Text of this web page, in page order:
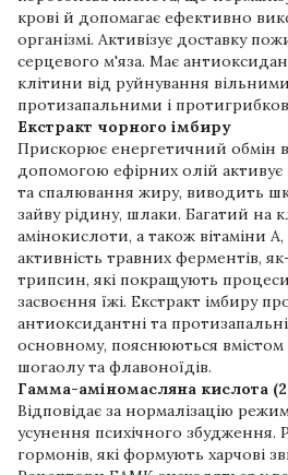
крові й допомагає ефективно
організмі. Активізує доставку
серцевого м'яза. Має
клітини від руйнування
протизапальними і
Екстракт чорного імбиру
Прискорює енергетичний обмін в
допомогою ефірних олій
та спалювання жиру, виводить
зайву рідину, шлаки. Багатий на
амінокислоти, а також вітаміни
активність травних ферментів,
трипсин, які покращують
засвоєння їжі. Екстракт імбиру
антиоксидантні та протизапальні
основному, пояснюються вмістом
шогаолу та флавоноїдів.
Гамма-аміномасляна кислота
Відповідає за нормалізацію
усунення психічного збудження.
гормонів, які формують харчові